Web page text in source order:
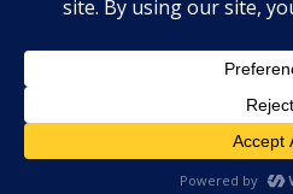
VINO
Descarcă aplicația
Termeni și condiții